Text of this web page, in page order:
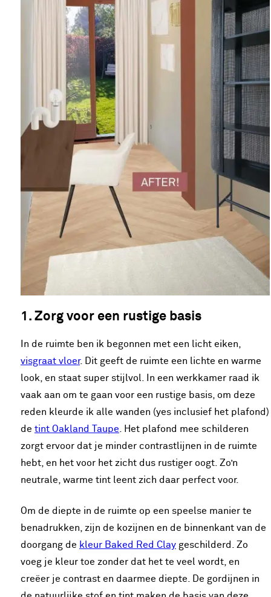
1. Zorg voor een rustige basis
In de ruimte ben ik begonnen met een licht eiken,
visgraat vloer. Dit geeft de ruimte een lichte en warme
look, en staat super stijlvol. In een werkkamer raad ik
vaak aan om te gaan voor een rustige basis, om deze
reden kleurde ik alle wanden (yes inclusief het plafond)
de tint Oakland Taupe. Het plafond mee schilderen
zorgt ervoor dat je minder contrastlijnen in de ruimte
hebt, en het voor het zicht dus rustiger oogt. Zo’n
neutrale, warme tint leent zich daar perfect voor.
Om de diepte in de ruimte op een speelse manier te
benadrukken, zijn de kozijnen en de binnenkant van de
doorgang de kleur Baked Red Clay geschilderd. Zo
voeg je kleur toe zonder dat het te veel wordt, en
creëer je contrast en daarmee diepte. De gordijnen in